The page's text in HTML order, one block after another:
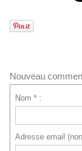
Nouveau
Nom * :
Adresse email